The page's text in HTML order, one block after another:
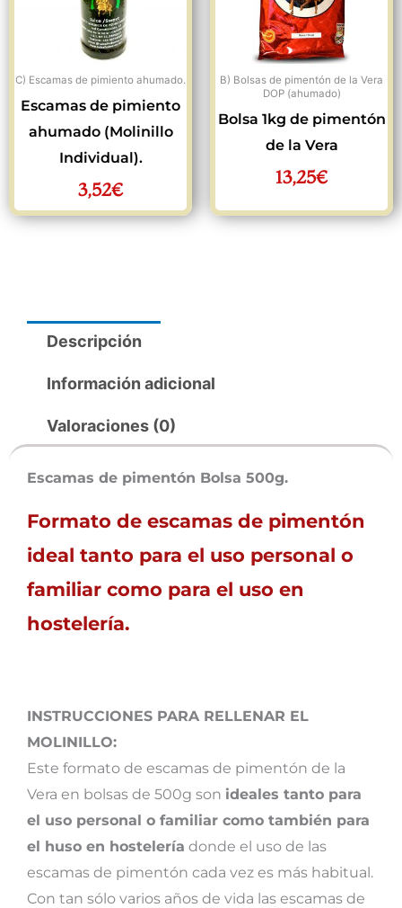
C) Escamas de pimiento ahumado.
Escamas de pimiento
ahumado (Molinillo
Individual).
3,52€
B) Bolsas de pimentón de la Vera
DOP (ahumado)
Bolsa 1kg de pimentón
de la Vera
13,25€
Descripción
Información adicional
Valoraciones (0)
Escamas de pimentón Bolsa 500g.
Formato de escamas de pimentón
ideal tanto para el uso personal o
familiar como para el uso en
hostelería.
INSTRUCCIONES PARA RELLENAR EL
MOLINILLO:
Este formato de escamas de pimentón de la
Vera en bolsas de 500g son ideales tanto para
el uso personal o familiar como también para
el huso en hostelería donde el uso de las
escamas de pimentón cada vez es más habitual.
Con tan sólo varios años de vida las escamas de